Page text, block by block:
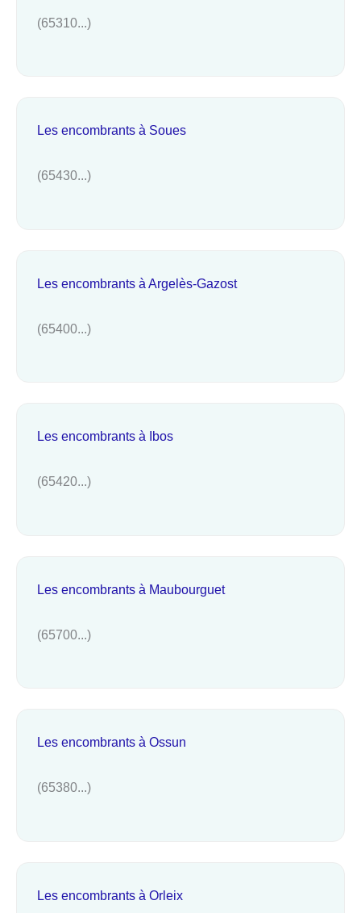
(65310...)
Les encombrants à Soues
(65430...)
Les encombrants à Argelès-Gazost
(65400...)
Les encombrants à Ibos
(65420...)
Les encombrants à Maubourguet
(65700...)
Les encombrants à Ossun
(65380...)
Les encombrants à Orleix